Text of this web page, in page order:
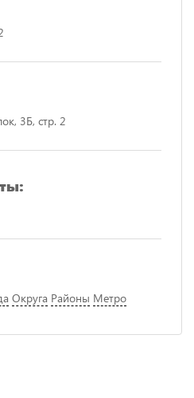
3Б, стр. 2
Округа Районы Метро